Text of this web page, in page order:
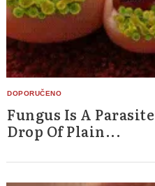
Fungus Is A
Drop Of Plain...